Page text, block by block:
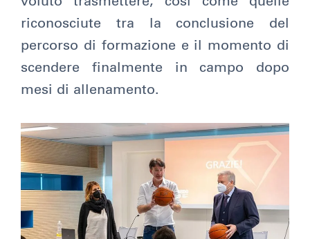
riconosciute tra la conclusione del
percorso di formazione e il momento di
scendere finalmente in campo dopo
mesi di allenamento.